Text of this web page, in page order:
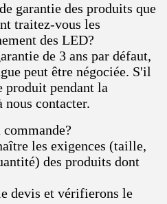
garantie des produits que
traitez-vous les
des LED?
de 3 ans par défaut,
peut être négociée. S'il
produit pendant la
nous contacter.
les exigences (taille,
des produits dont
devis et vérifierons le